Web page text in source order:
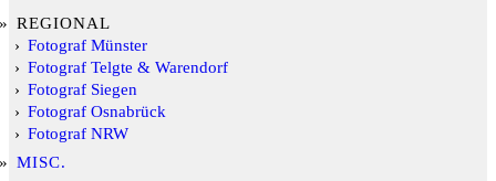
REGIONAL
Fotograf Münster
Fotograf Telgte & Warendorf
Fotograf Siegen
Fotograf Osnabrück
Fotograf NRW
MISC.